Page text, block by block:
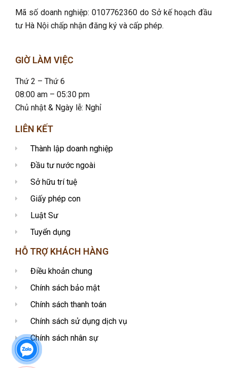
Mã số doanh nghiệp: 0107762360 do Sở kế hoạch đầu
tư Hà Nội chấp nhận đăng ký và cấp phép.
GIỜ LÀM VIỆC
Thứ 2 – Thứ 6
08:00 am – 05:30 pm
Chủ nhật & Ngày lễ: Nghỉ
LIÊN KẾT
Thành lập doanh nghiệp
Đầu tư nước ngoài
Sở hữu trí tuệ
Giấy phép con
Luật Sư
Tuyển dụng
HỖ TRỢ KHÁCH HÀNG
Điều khoản chung
Chính sách bảo mật
Chính sách thanh toán
Chính sách sử dụng dịch vụ
Chính sách nhân sự